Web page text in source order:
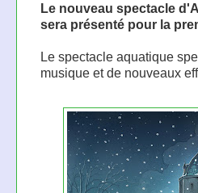
Le nouveau spectacle
sera présenté pour la
Le spectacle aquatique
musique et de nouveaux